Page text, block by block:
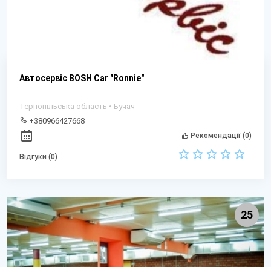
Автосервіс BOSH Car "Ronnie"
Тернопільська область • Бучач
+380966427668
Рекомендації (0)
Відгуки (0)
25